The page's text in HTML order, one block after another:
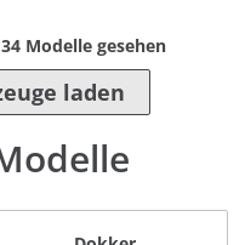
Modelle gesehen
laden